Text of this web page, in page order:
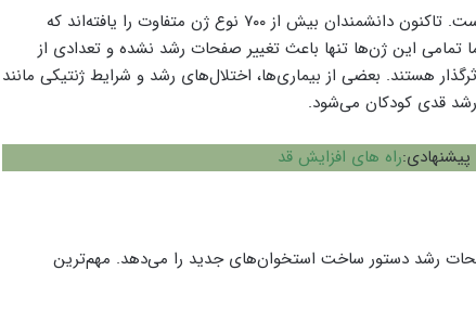
DNA مهم‌ترین عامل تعیین‌کننده قد انسان‌ها است. تاکنون دانشمندان بیش از ۷۰۰ نوع ژن متفاوت را یافته‌اند که
تمامی این ژن‌ها تنها باعث تغییر صفحات رشد نشده و تعدادی از
هستند. بعضی از بیماری‌ها، اختلال‌های رشد و شرایط ژنتیکی مانند
رشد قدی کودکان می‌شود.
پیشنهادی:راه های افزایش قد
رشد دستور ساخت استخوان‌های جدید را می‌دهد. مهم‌ترین